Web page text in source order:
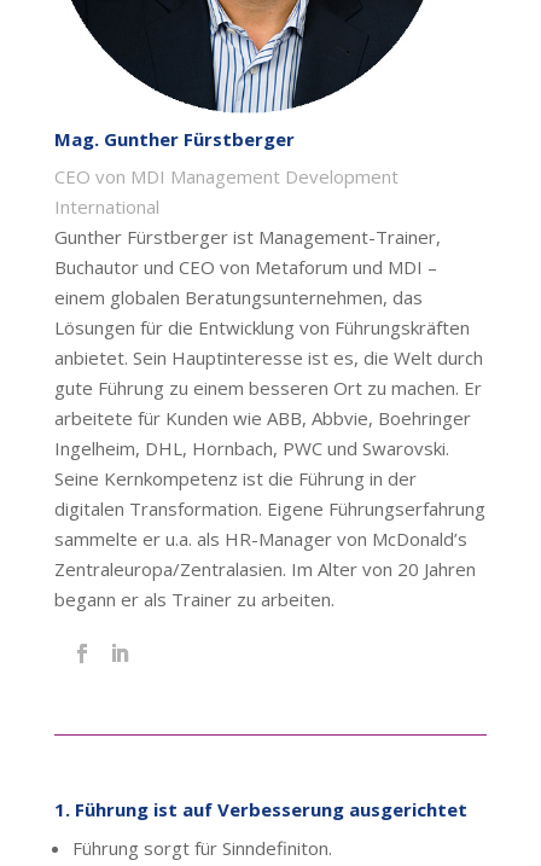
Mag. Gunther Fürstberger
CEO von MDI Management Development
International
Gunther Fürstberger ist Management-Trainer,
Buchautor und CEO von Metaforum und MDI –
einem globalen Beratungsunternehmen, das
Lösungen für die Entwicklung von Führungskräften
anbietet. Sein Hauptinteresse ist es, die Welt durch
gute Führung zu einem besseren Ort zu machen. Er
arbeitete für Kunden wie ABB, Abbvie, Boehringer
Ingelheim, DHL, Hornbach, PWC und Swarovski.
Seine Kernkompetenz ist die Führung in der
digitalen Transformation. Eigene Führungserfahrung
sammelte er u.a. als HR-Manager von McDonald’s
Zentraleuropa/Zentralasien. Im Alter von 20 Jahren
begann er als Trainer zu arbeiten.
1. Führung ist auf Verbesserung ausgerichtet
Führung sorgt für Sinndefiniton.